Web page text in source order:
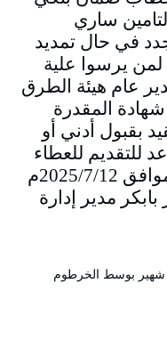
ساري
في حال تمديد
ويكمل الى 10% لمن يرسوا علية
عام هيئة الطرق
ومصارف المياه. 7/ شهادة المقدرة
مقيد بقبول أدني أو
9/ اخر موعد للتقديم للعطاء
وفتح الصندوق يوم السبت الموافق 2025/7/12م
بابكر مدير إدارة
شهير بوسط الخرطوم